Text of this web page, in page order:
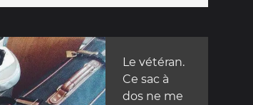
Le vétéran.
Ce sac à
dos ne me